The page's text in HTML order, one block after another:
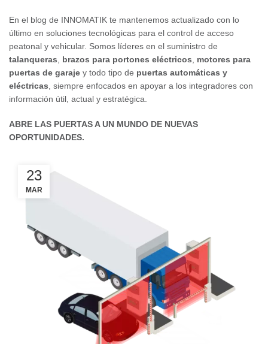
En el blog de INNOMATIK te mantenemos actualizado con lo
último en soluciones tecnológicas para el control de acceso
peatonal y vehicular. Somos líderes en el suministro de
talanqueras
brazos para portones eléctricos
motores para
puertas de garaje y todo tipo de puertas automáticas y
eléctricas , siempre enfocados en apoyar a los integradores con
información útil, actual y estratégica.
ABRE LAS PUERTAS A UN MUNDO DE NUEVAS
OPORTUNIDADES.
23
MAR